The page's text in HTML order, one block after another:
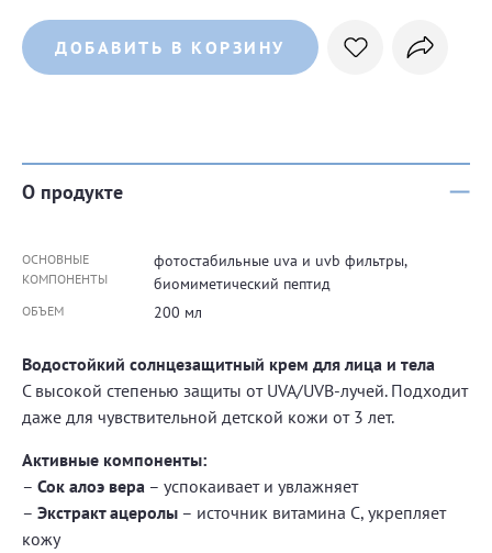
ДОБАВИТЬ В КОРЗИНУ
О продукте
ОСНОВНЫЕ
КОМПОНЕНТЫ
фотостабильные uva и uvb фильтры,
биомиметический пептид
ОБЪЕМ 200 мл
Водостойкий солнцезащитный крем для лица и тела
С высокой степенью защиты от UVA/UVB-лучей. Подходит
даже для чувствительной детской кожи от 3 лет.
Активные компоненты:
– Сок алоэ вера – успокаивает и увлажняет
– Экстракт ацеролы – источник витамина C, укрепляет
кожу